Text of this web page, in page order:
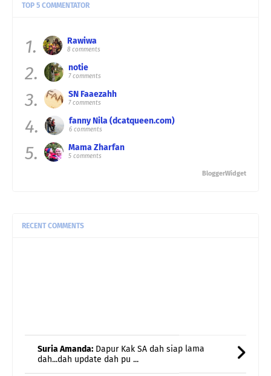
TOP 5 COMMENTATOR
1. Rawiwa
8 comments
2. notie
7 comments
3. SN Faaezahh
7 comments
4. fanny Nila (dcatqueen.com)
6 comments
5. Mama Zharfan
5 comments
BloggerWidget
RECENT COMMENTS
Suria Amanda:
wah mim suka westlife la..ye akak
membesar pun den ...